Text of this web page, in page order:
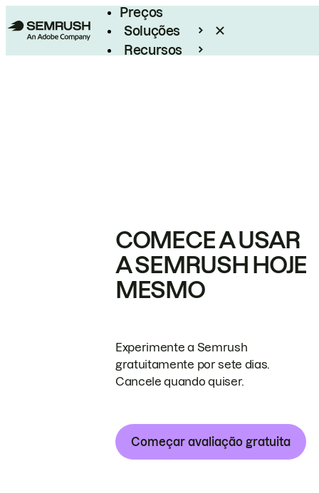
Preços
Soluções
Recursos
COMECE A USAR
A SEMRUSH HOJE
MESMO
Experimente a Semrush
gratuitamente por sete dias.
Cancele quando quiser.
Começar avaliação gratuita